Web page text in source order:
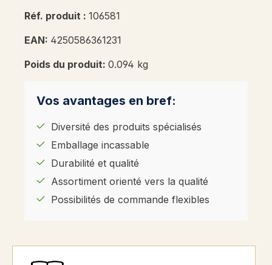
Réf. produit : 106581
EAN: 4250586361231
Poids du produit: 0.094 kg
Vos avantages en bref:
Diversité des produits spécialisés
Emballage incassable
Durabilité et qualité
Assortiment orienté vers la qualité
Possibilités de commande flexibles